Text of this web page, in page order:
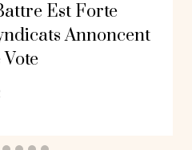
Est Forte
Annoncent